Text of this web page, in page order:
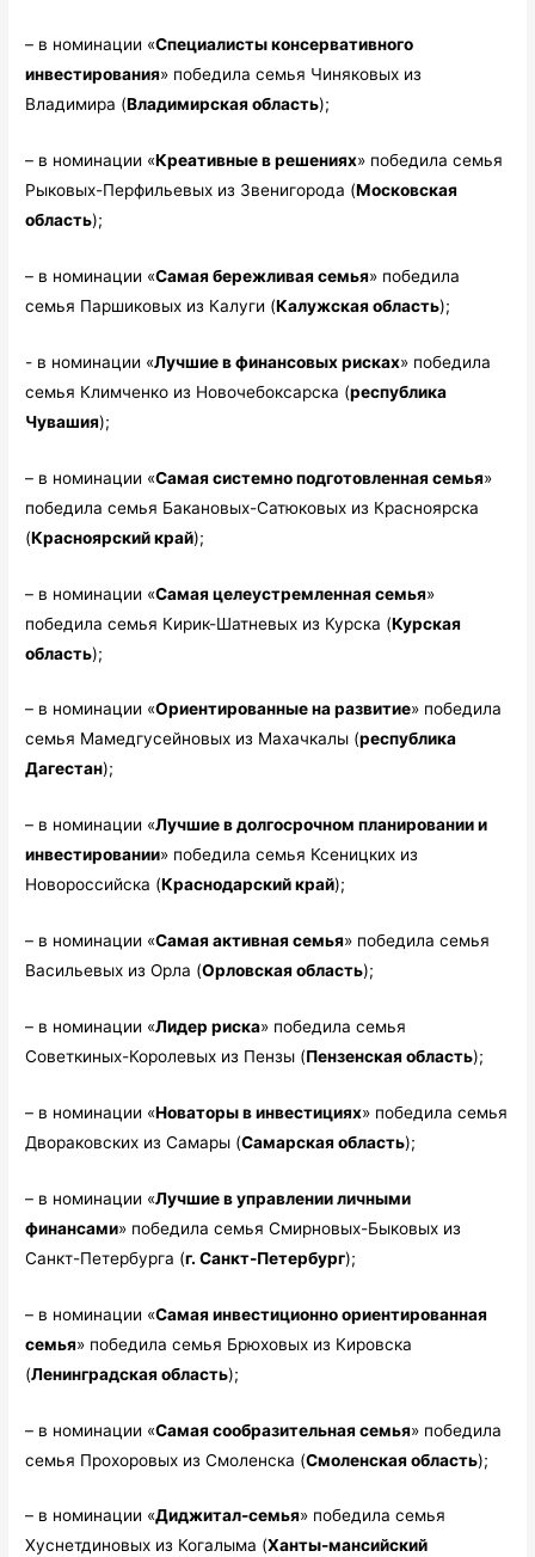
– в номинации «Специалисты консервативного
инвестирования» победила семья Чиняковых из
Владимира (Владимирская область);
– в номинации «Креативные в решениях» победила семья
Рыковых-Перфильевых из Звенигорода (Московская
область);
– в номинации «Самая бережливая семья» победила
семья Паршиковых из Калуги (Калужская область);
­- в номинации «Лучшие в финансовых рисках» победила
семья Климченко из Новочебоксарска (республика
Чувашия);
– в номинации «Самая системно подготовленная семья»
победила семья Бакановых-Сатюковых из Красноярска
(Красноярский край);
– в номинации «Самая целеустремленная семья»
победила семья Кирик-Шатневых из Курска (Курская
область);
– в номинации «Ориентированные на развитие» победила
семья Мамедгусейновых из Махачкалы (республика
Дагестан);
– в номинации «Лучшие в долгосрочном планировании и
инвестировании» победила семья Ксеницких из
Новороссийска (Краснодарский край);
– в номинации «Самая активная семья» победила семья
Васильевых из Орла (Орловская область);
– в номинации «Лидер риска» победила семья
Советкиных-Королевых из Пензы (Пензенская область);
– в номинации «Новаторы в инвестициях» победила семья
Двораковских из Самары (Самарская область);
– в номинации «Лучшие в управлении личными
финансами» победила семья Смирновых-Быковых из
Санкт-Петербурга (г. Санкт-Петербург);
– в номинации «Самая инвестиционно ориентированная
семья» победила семья Брюховых из Кировска
(Ленинградская область);
– в номинации «Самая сообразительная семья» победила
семья Прохоровых из Смоленска (Смоленская область);
– в номинации «Диджитал-семья» победила семья
Хуснетдиновых из Когалыма (Ханты-мансийский